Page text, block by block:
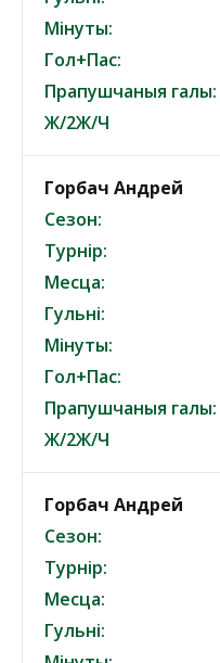
Мінуты:
Гол+Пас:
Прапушчаныя галы:
Ж/2Ж/Ч
Горбач Андрей
Сезон:
Турнір:
Месца:
Гульні:
Мінуты:
Гол+Пас:
Прапушчаныя галы:
Ж/2Ж/Ч
Горбач Андрей
Сезон:
Турнір:
Месца:
Гульні: